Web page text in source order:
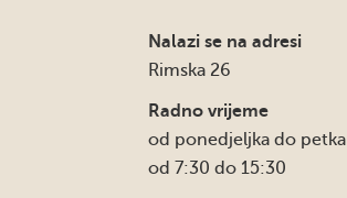
Nalazi se na adresi
Rimska 26
Radno vrijeme
od ponedjeljka do petka
od 7:30 do 15:30